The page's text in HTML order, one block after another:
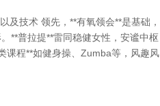
及技术 领先，**有氧领会**是基础，
**普拉提**雷同稳健女性，安谧中枢
课程**如健身操、Zumba等，风趣风